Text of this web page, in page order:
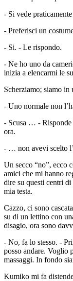
- Si vede
- Preferisci un
- Si. - Le rispondo.
- Ne ho uno da
inizia a elencarmi le
Scherziamo; siamo in
- Uno normale non
- Scusa … - Risponde
ora.
- … non avevi scelto
Un secco “no”, ecco
amici che mi hanno
dire su questi centri
mia testa.
Cazzo, ci sono
su di un lettino con
disagio, ora sono
- No, fa lo stesso. -
posso andare. Voglio
massaggi. In fondo
Kumiko mi fa